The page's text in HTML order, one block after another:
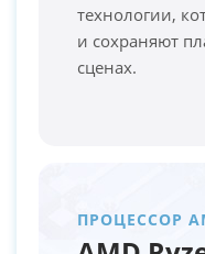
технологии,
и сохраняют
сценах.
ПРОЦЕССОР